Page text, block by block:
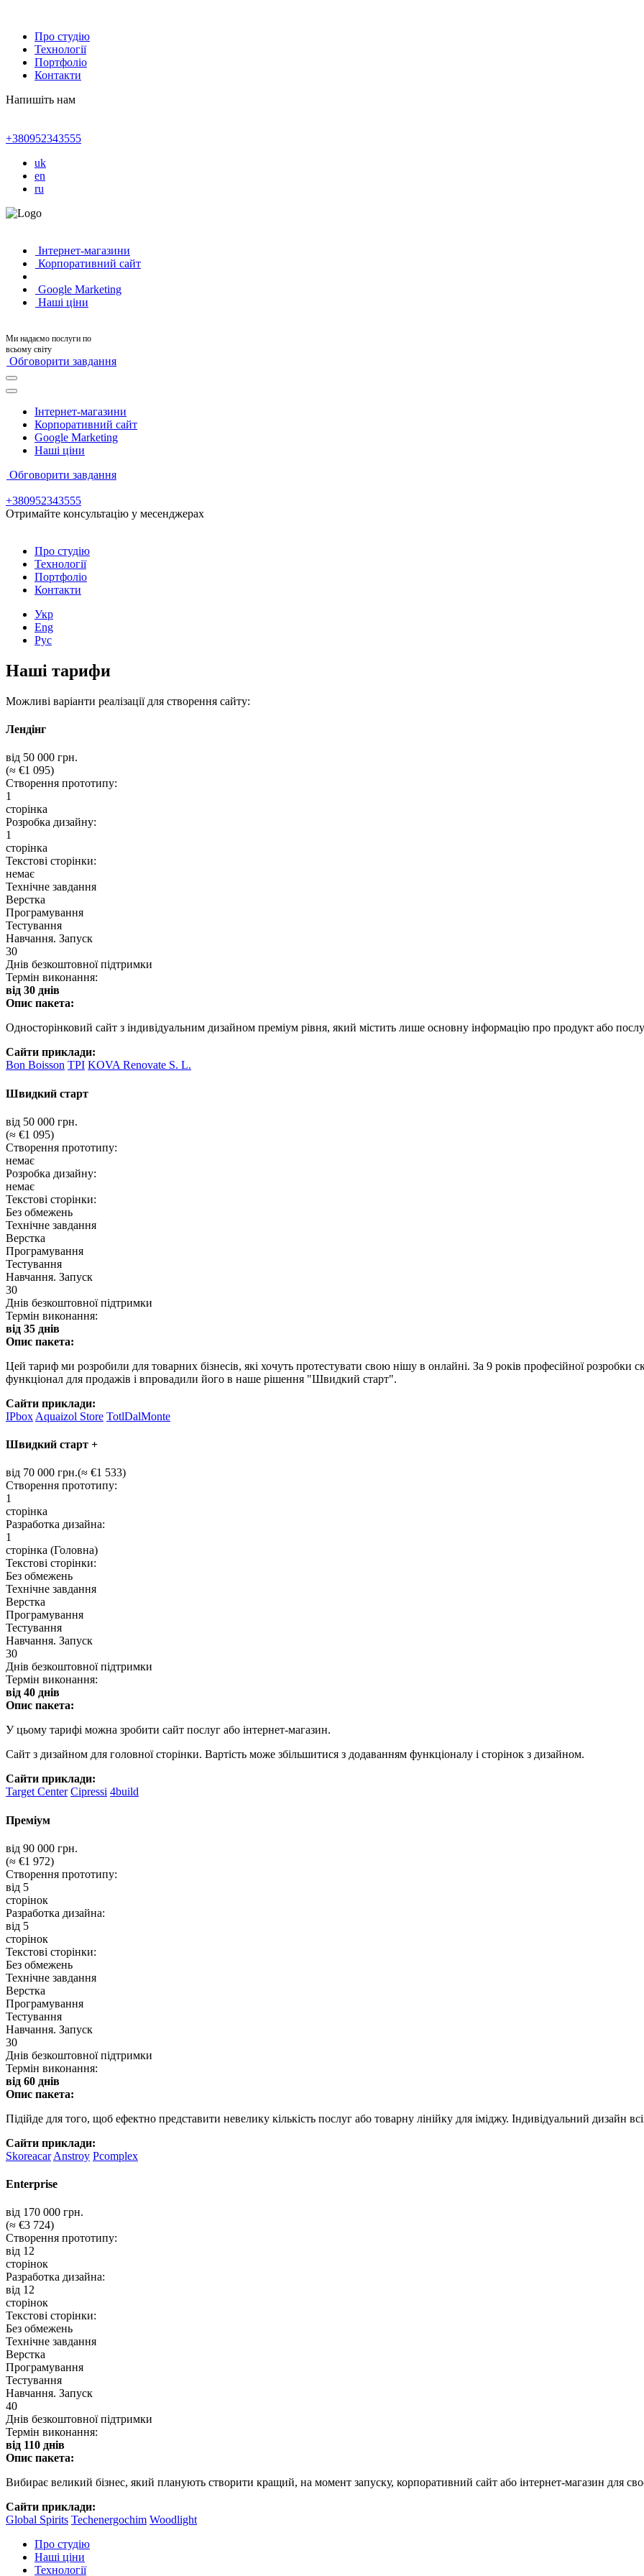
Про студію
Технології
Портфоліо
Контакти
Напишіть нам
+380952343555
uk
en
ru
Інтернет-магазини
Корпоративний сайт
Google Marketing
Наші ціни
Ми надаємо послуги по
всьому світу
Обговорити завдання
Інтернет-магазини
Корпоративний сайт
Google Marketing
Наші ціни
Обговорити завдання
+380952343555
Отримайте консультацію у месенджерах
Про студію
Технології
Портфоліо
Контакти
Укр
Eng
Рус
Наші тарифи
Можливі варіанти реалізації для створення сайту:
Лендінг
від 50 000 грн.
(≈ €1 095)
Створення прототипу:
1
сторінка
Розробка дизайну:
1
сторінка
Текстові сторінки:
немає
Технічне завдання
Верстка
Програмування
Тестування
Навчання. Запуск
30
Днів безкоштовної підтримки
Термін виконання:
від 30 днів
Опис пакета:
Односторінковий сайт з індивідуальним дизайном преміум рівня, який містить лише основну інформацію про продукт або
Сайти приклади:
Bon Boisson TPI KOVA Renovate S. L.
Швидкий старт
від 50 000 грн.
(≈ €1 095)
Створення прототипу:
немає
Розробка дизайну:
немає
Текстові сторінки:
Без обмежень
Технічне завдання
Верстка
Програмування
Тестування
Навчання. Запуск
30
Днів безкоштовної підтримки
Термін виконання:
від 35 днів
Опис пакета:
Цей тариф ми розробили для товарних бізнесів, які хочуть протестувати свою нішу в онлайні. За 9 років професійної розробки
функціонал для продажів і впровадили його в наше рішення "Швидкий старт".
Сайти приклади:
IPbox Aquaizol Store TotlDalMonte
Швидкий старт +
від 70 000 грн.(≈ €1 533)
Створення прототипу:
1
сторінка
Разработка дизайна:
1
сторінка (Головна)
Текстові сторінки:
Без обмежень
Технічне завдання
Верстка
Програмування
Тестування
Навчання. Запуск
30
Днів безкоштовної підтримки
Термін виконання:
від 40 днів
Опис пакета:
У цьому тарифі можна зробити сайт послуг або інтернет-магазин.
Сайт з дизайном для головної сторінки. Вартість може збільшитися з додаванням функціоналу і сторінок з дизайном.
Сайти приклади:
Target Center Cipressi 4build
Преміум
від 90 000 грн.
(≈ €1 972)
Створення прототипу:
від 5
сторінок
Разработка дизайна:
від 5
сторінок
Текстові сторінки:
Без обмежень
Технічне завдання
Верстка
Програмування
Тестування
Навчання. Запуск
30
Днів безкоштовної підтримки
Термін виконання:
від 60 днів
Опис пакета:
Підійде для того, щоб ефектно представити невелику кількість послуг або товарну лінійку для іміджу. Індивідуальний дизайн
Сайти приклади:
Skoreacar Anstroy Pcomplex
Enterprise
від 170 000 грн.
(≈ €3 724)
Створення прототипу:
від 12
сторінок
Разработка дизайна:
від 12
сторінок
Текстові сторінки:
Без обмежень
Технічне завдання
Верстка
Програмування
Тестування
Навчання. Запуск
40
Днів безкоштовної підтримки
Термін виконання:
від 110 днів
Опис пакета:
Вибирає великий бізнес, який планують створити кращий, на момент запуску, корпоративний сайт або інтернет-магазин для
Сайти приклади:
Global Spirits Techenergochim Woodlight
Про студію
Наші ціни
Технології